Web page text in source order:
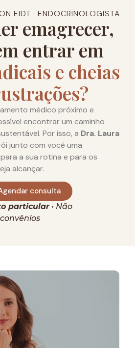
EIDT · ENDOCRINOLOGISTA
emagrecer,
entrar em
e cheias
médico próximo e
encontrar um caminho
Por isso, a Dra. Laura
junto com você uma
a sua rotina e para os
alcançar.
consulta
particular• Não